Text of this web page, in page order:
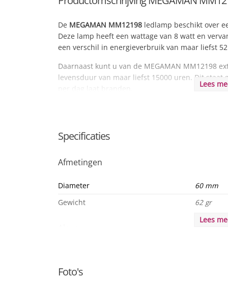
De MEGAMAN MM12198 ledlamp beschikt over
Deze lamp heeft een wattage van 8 watt en
een verschil in energieverbruik van maar liefst
Daarnaast kunt u van de MEGAMAN MM12198
levensduur van maar liefst 15000 uren. Dit staat
Lees
Specificaties
Afmetingen
Diameter
60 mm
Gewicht
62 gr
Product eigenschappen
Lees
Foto's